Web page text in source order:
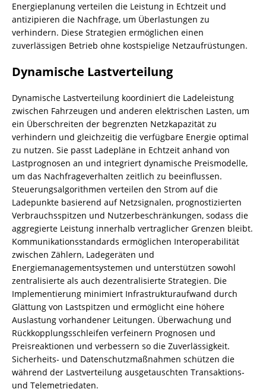
Energieplanung verteilen die Leistung in Echtzeit und
antizipieren die Nachfrage, um Überlastungen zu
verhindern. Diese Strategien ermöglichen einen
zuverlässigen Betrieb ohne kostspielige Netzaufrüstungen.
Dynamische Lastverteilung
Dynamische Lastverteilung koordiniert die Ladeleistung
zwischen Fahrzeugen und anderen elektrischen Lasten, um
ein Überschreiten der begrenzten Netzkapazität zu
verhindern und gleichzeitig die verfügbare Energie optimal
zu nutzen. Sie passt Ladepläne in Echtzeit anhand von
Lastprognosen an und integriert dynamische Preismodelle,
um das Nachfrageverhalten zeitlich zu beeinflussen.
Steuerungsalgorithmen verteilen den Strom auf die
Ladepunkte basierend auf Netzsignalen, prognostizierten
Verbrauchsspitzen und Nutzerbeschränkungen, sodass die
aggregierte Leistung innerhalb vertraglicher Grenzen bleibt.
Kommunikationsstandards ermöglichen Interoperabilität
zwischen Zählern, Ladegeräten und
Energiemanagementsystemen und unterstützen sowohl
zentralisierte als auch dezentralisierte Strategien. Die
Implementierung minimiert Infrastrukturaufwand durch
Glättung von Lastspitzen und ermöglicht eine höhere
Auslastung vorhandener Leitungen. Überwachung und
Rückkopplungsschleifen verfeinern Prognosen und
Preisreaktionen und verbessern so die Zuverlässigkeit.
Sicherheits- und Datenschutzmaßnahmen schützen die
während der Lastverteilung ausgetauschten Transaktions-
und Telemetriedaten.